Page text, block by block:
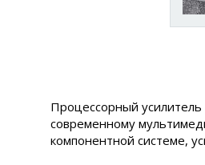
Процессорный
современному
компонентной системе,